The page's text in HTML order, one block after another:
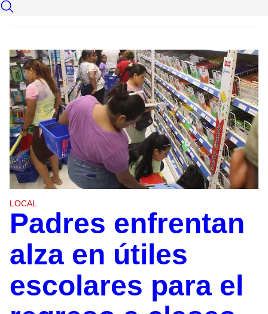
LOCAL
Padres enfrentan
alza en útiles
escolares para el